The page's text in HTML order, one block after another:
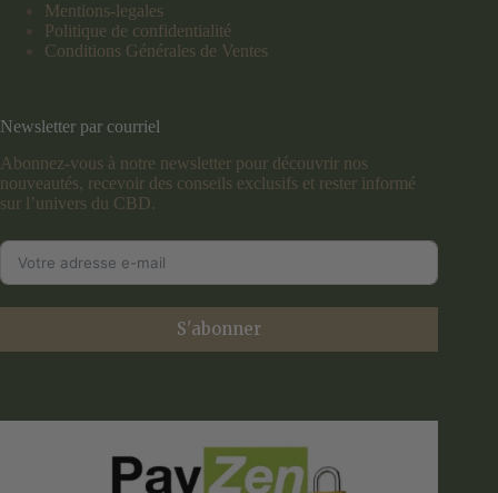
Mentions-legales
Politique de confidentialité
Conditions Générales de Ventes
Newsletter par courriel
Abonnez-vous à notre newsletter pour découvrir nos
nouveautés, recevoir des conseils exclusifs et rester informé
sur l’univers du CBD.
S'abonner